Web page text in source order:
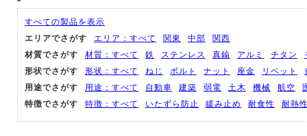
すべての製品を表示
エリアでさがす
エリア：すべて 関東 中部
関西
材質でさがす
材質：すべて 鉄 ステンレス 真鍮 アルミ チタン
形状でさがす
形状：すべて ねじ ボルト ナット 座金 リベット
用途でさがす
用途：すべて 自動車 建築 弱電 土木 機械 航空
特徴でさがす
特徴：すべて いたずら防止 緩み止め 耐食性 耐熱